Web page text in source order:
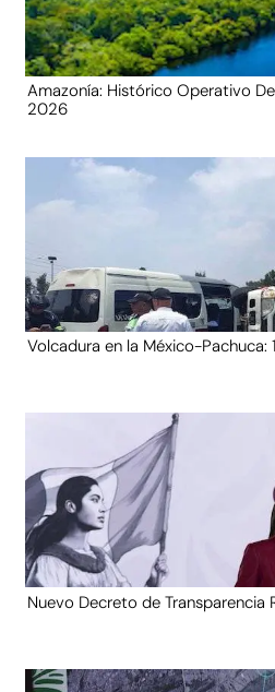
Amazonía: Histórico Operativo
2026
Volcadura en la México-Pachuca:
Nuevo Decreto de Transparencia